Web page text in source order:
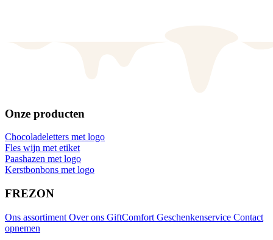
Onze producten
Chocoladeletters met logo
Fles wijn met etiket
Paashazen met logo
Kerstbonbons met logo
FREZON
Ons assortiment Over ons GiftComfort Geschenkenservice Contact
opnemen